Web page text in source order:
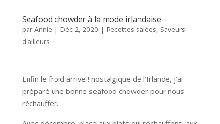
Seafood chowder à la mode irlandaise
par Annie | Déc 2, 2020 | Recettes salées, Saveurs
d'ailleurs
Enfin le froid arrive ! nostalgique de l’Irlande, j’ai
préparé une bonne seafood chowder pour nous
réchauffer.